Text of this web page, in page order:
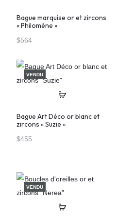
Bague marquise or et zircons
« Philomène »
$564
VENDU
Bague Art Déco or blanc et
zircons « Suzie »
$455
VENDU